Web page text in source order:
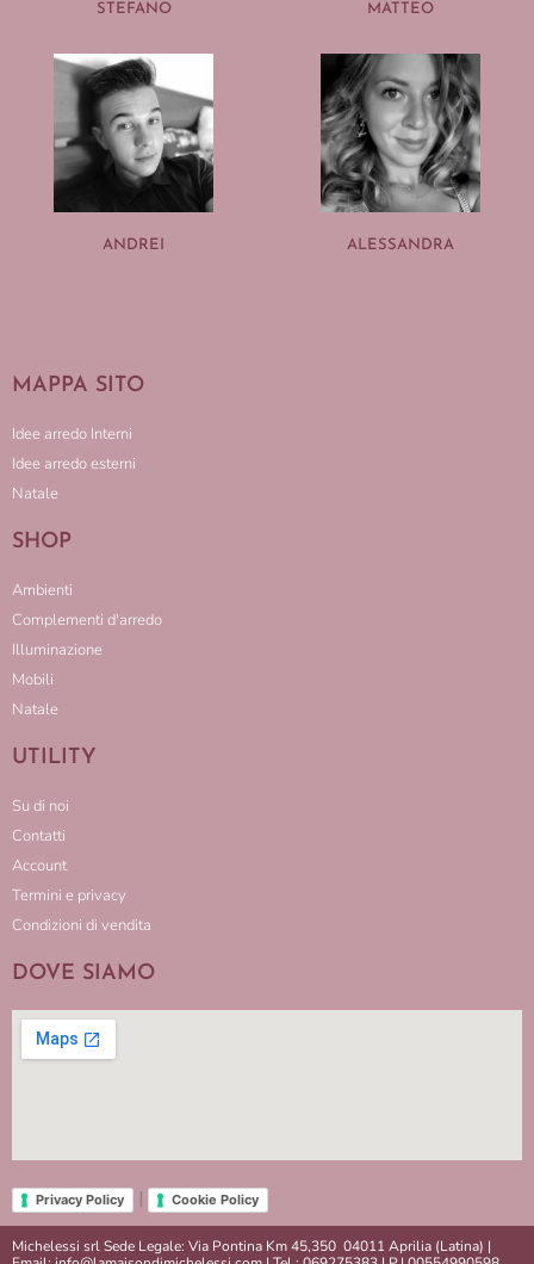
STEFANO MATTEO
ANDREI ALESSANDRA
MAPPA SITO
Idee arredo Interni
Idee arredo esterni
Natale
SHOP
Ambienti
Complementi d'arredo
Illuminazione
Mobili
Natale
UTILITY
Su di noi
Contatti
Account
Termini e privacy
Condizioni di vendita
DOVE SIAMO
Privacy Policy Cookie Policy
Michelessi srl Sede Legale: Via Pontina Km 45,350 04011 Aprilia (Latina) |